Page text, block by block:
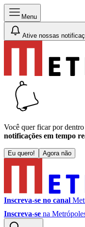
Menu
Ative nossas
Você quer ficar por
notificações em tempo
Eu quero! Agora não
Inscreva-se no canal
Inscreva-se na